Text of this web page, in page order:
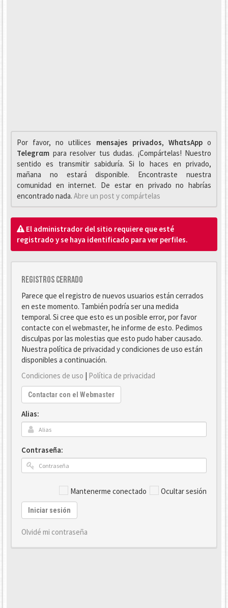
Por favor, no utilices mensajes privados, WhαtsAppo
Telegrαm para resolver tus dudas. ¡Compártelas! Nuestro
sentido es transmitir sabiduría. Si lo haces en privado,
mañana no estará disponible. Encontraste nuestra
comunidad en internet. De estar en privado no habrías
encontrado nada. Abre un post y compártelas
El administrador del sitio requiere que esté
registrado y se haya identificado para ver perfiles.
Registros cerrado
Parece que el registro de nuevos usuarios están cerrados
en este momento. También podría ser una medida
temporal. Si cree que esto es un posible error, por favor
contacte con el webmaster, he informe de esto. Pedimos
disculpas por las molestias que esto pudo haber causado.
Nuestra política de privacidad y condiciones de uso están
disponibles a continuación.
Condiciones de uso | Política de privacidad
Contactar con el Webmaster
Alias:
Contraseña:
Mantenerme conectado Ocultar sesión
Iniciar sesión
Olvidé mi contraseña